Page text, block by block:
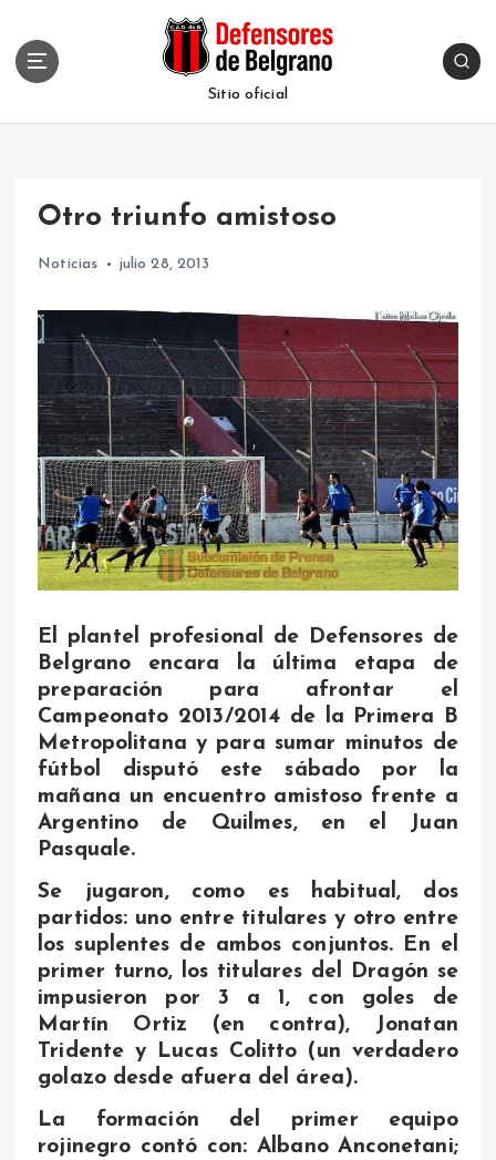
Sitio oficial
Otro triunfo amistoso
Noticias julio 28, 2013
El plantel profesional de Defensores de
Belgrano encara la última etapa de
preparación para afrontar el
Campeonato 2013/2014 de la Primera B
Metropolitana y para sumar minutos de
fútbol disputó este sábado por la
mañana un encuentro amistoso frente a
Argentino de Quilmes, en el Juan
Pasquale.
Se jugaron, como es habitual, dos
partidos: uno entre titulares y otro entre
los suplentes de ambos conjuntos. En el
primer turno, los titulares del Dragón se
impusieron por 3 a 1, con goles de
Martín Ortiz (en contra), Jonatan
Tridente y Lucas Colitto (un verdadero
golazo desde afuera del área).
La formación del primer equipo
rojinegro contó con: Albano Anconetani;